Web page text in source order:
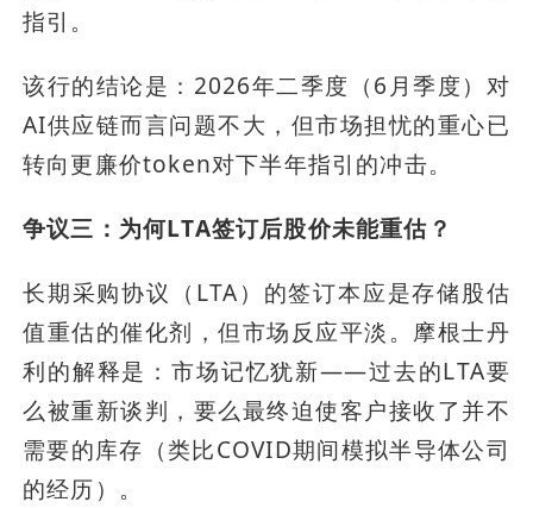
指引。
该行的结论是：2026年二季度（6月季度）对
AI供应链而言问题不大，但市场担忧的重心已
转向更廉价token对下半年指引的冲击。
争议三：为何LTA签订后股价未能重估？
长期采购协议（LTA）的签订本应是存储股估
值重估的催化剂，但市场反应平淡。摩根士丹
利的解释是：市场记忆犹新——过去的LTA要
么被重新谈判，要么最终迫使客户接收了并不
需要的库存（类比COVID期间模拟半导体公司
的经历）。